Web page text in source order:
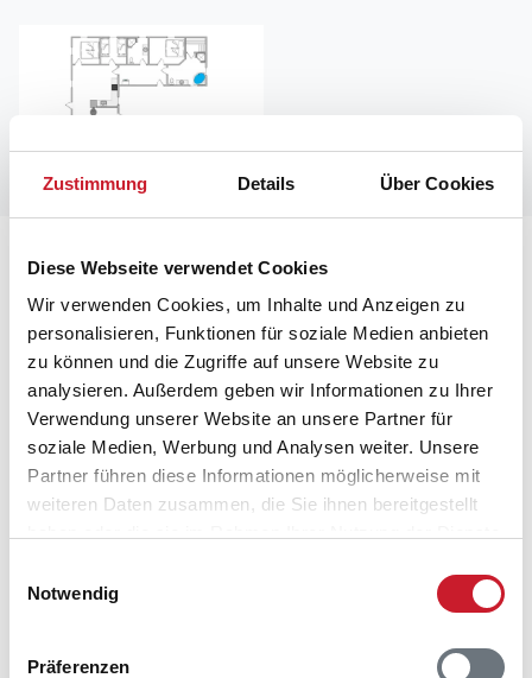
Zustimmung Details Über Cookies
Diese Webseite verwendet Cookies
Wir verwenden Cookies, um Inhalte und Anzeigen zu
personalisieren, Funktionen für soziale Medien anbieten
zu können und die Zugriffe auf unsere Website zu
analysieren. Außerdem geben wir Informationen zu Ihrer
Verwendung unserer Website an unsere Partner für
soziale Medien, Werbung und Analysen weiter. Unsere
Partner führen diese Informationen möglicherweise mit
weiteren Daten zusammen, die Sie ihnen bereitgestellt
Notwendig
Präferenzen
Lageplan
Ferienhaus H5344
Lyngdraget 34
Klegod
6950 Ringkøbing